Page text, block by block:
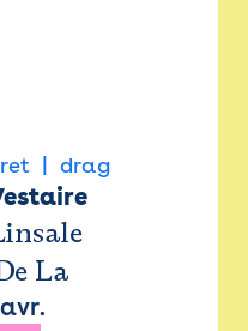
drag
La